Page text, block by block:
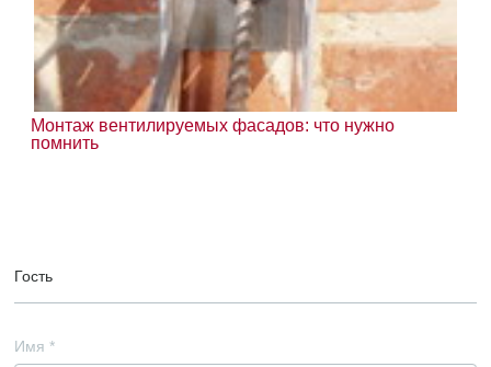
Монтаж вентилируемых фасадов: что нужно
помнить
Гость
Имя *